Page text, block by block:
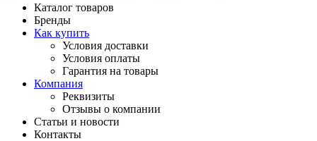
Каталог товаров
Бренды
Как купить
Условия доставки
Условия оплаты
Гарантия на товары
Компания
Реквизиты
Отзывы о компании
Статьи и новости
Контакты